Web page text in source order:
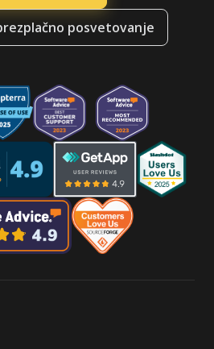
posvetovanje